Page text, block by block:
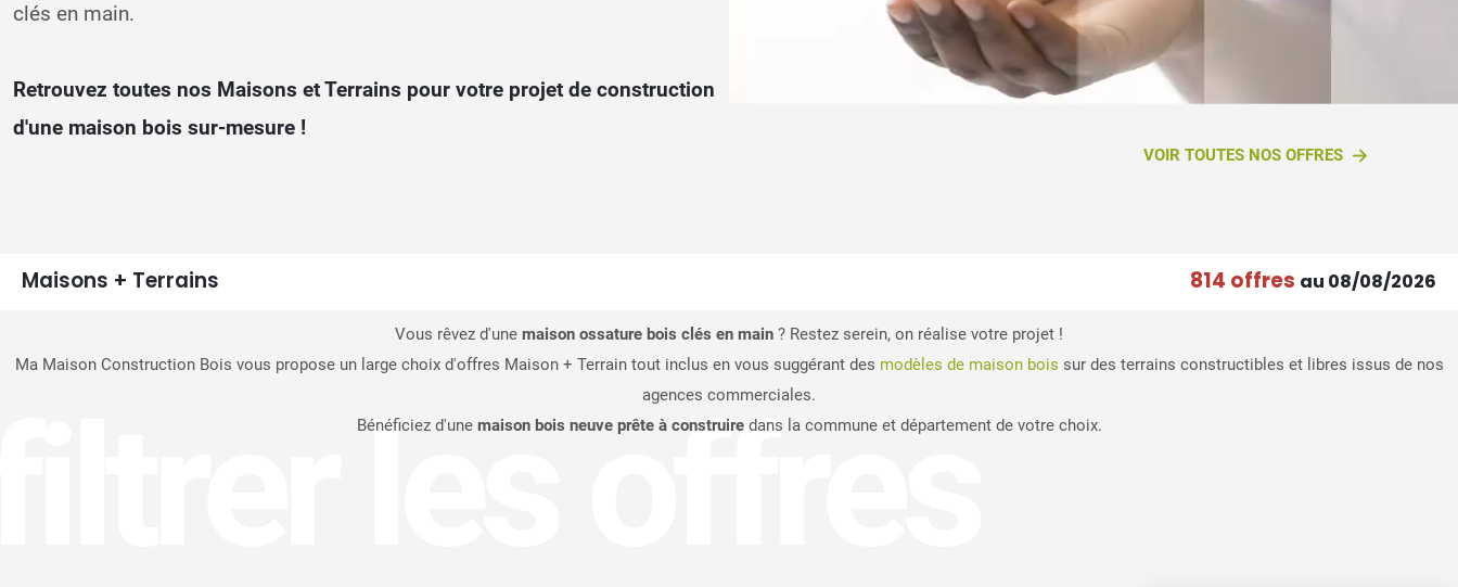
clés en main.
Retrouvez toutes nos Maisons et Terrains pour votre projet de construction
d'une maison bois sur-mesure !
VOIR TOUTES NOS OFFRES
Maisons + Terrains 814 offres au 08/08/2026
Vous rêvez d'une maison ossature bois clés en main ? Restez serein, on réalise votre projet !
Ma Maison Construction Bois vous propose un large choix d'offres Maison + Terrain tout inclus en vous suggérant des modèles de maison bois sur des terrains constructibles et libres issus de nos
agences commerciales.
Bénéficiez d'une maison bois neuve prête à construiredans la commune et département de votre choix.
les offres